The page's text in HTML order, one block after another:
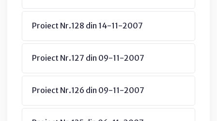
Proiect Nr.128 din 14-11-2007
Proiect Nr.127 din 09-11-2007
Proiect Nr.126 din 09-11-2007